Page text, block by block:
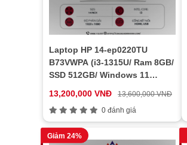
Laptop HP 14-ep0220TU
B73VWPA (i3-1315U/ Ram 8GB/
SSD 512GB/ Windows 11
13,200,000 VNĐ
13,600,000 VNĐ
0 đánh giá
Giảm 24%